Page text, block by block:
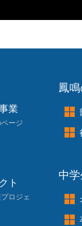
業
ージ
ト
ロジェ
鳳
中